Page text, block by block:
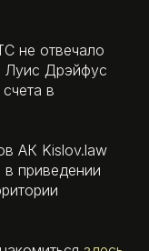
не отвечало
Луис Дрэйфус
в
АК Kislov.law
приведении